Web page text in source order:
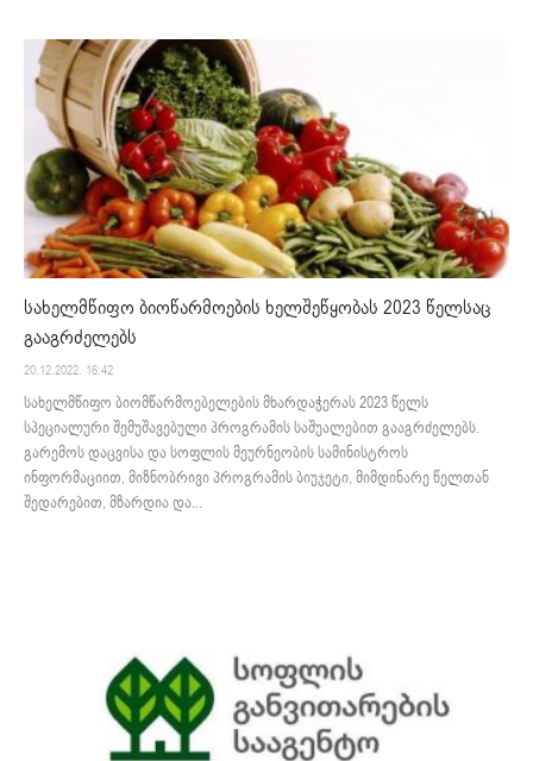
სახელმწიფო ბიოწარმოების ხელშეწყობას 2023 წელსაც
გააგრძელებს
20.12.2022. 16:42
სახელმწიფო ბიომწარმოებელების მხარდაჭერას 2023 წელს
სპეციალური შემუშავებული პროგრამის საშუალებით გააგრძელებს.
გარემოს დაცვისა და სოფლის მეურნეობის სამინისტროს
ინფორმაციით, მიზნობრივი პროგრამის ბიუჯეტი, მიმდინარე წელთან
შედარებით, მზარდია და...